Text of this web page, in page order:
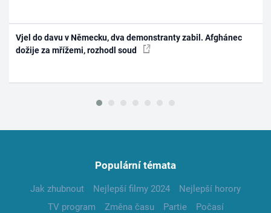
Vjel do davu v Německu, dva demonstranty zabil. Afghánec
dožije za mřížemi, rozhodl soud
Populární témata
Jak zhubnout Nejlepší filmy 2024
Nejlepší horory
TV program
Změna času Partie
Počasí